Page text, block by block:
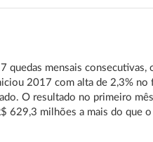
quedas mensais
2017 com alta de 2,3% no
O resultado no primeiro
629,3 milhões a mais do que